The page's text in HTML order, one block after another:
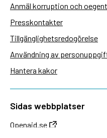
Anmäl korruption och
Presskontakter
Tillgänglighetsredogörelse
Användning av
Hantera kakor
Sidas webbplatser
Openaid.se